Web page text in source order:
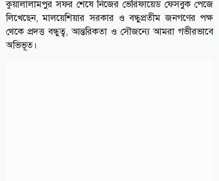
কুয়ালালামপুর সফর শেষে নিজের ভেরিফায়েড ফেসবুক পেজে
লিখেছেন, মালয়েশিয়ার সরকার ও বন্ধুপ্রতীম জনগণের পক্ষ
থেকে প্রদত্ত বন্ধুত্ব, আন্তরিকতা ও সৌজন্যে আমরা গভীরভাবে
অভিভূত।